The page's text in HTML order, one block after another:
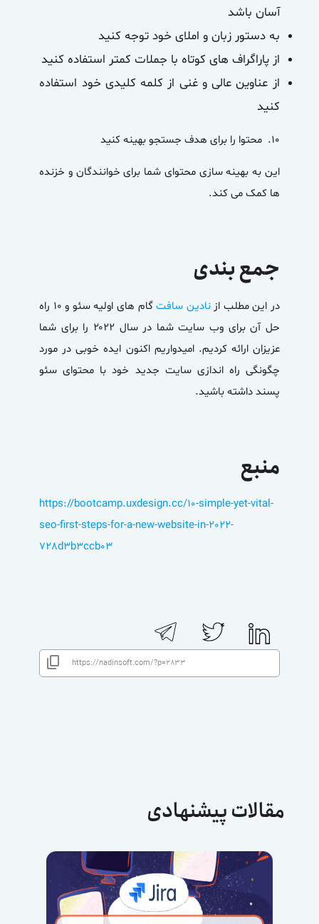
آسان باشد
به دستور زبان و املای خود توجه کنید
از پاراگراف های کوتاه با جملات کمتر استفاده کنید
از عناوین عالی و غنی از کلمه کلیدی خود استفاده
کنید
۱۰. محتوا را برای هدف جستجو بهینه کنید
این به بهینه سازی محتوای شما برای خوانندگان و خزنده
ها کمک می کند.
جمع بندی
در این مطلب ازنادین سافت
گام های اولیه سئو و ۱۰ راه
حل آن برای وب سایت شما در سال ۲۰۲۲ را برای شما
عزیزان ارائه کردیم. امیدواریم اکنون ایده خوبی در مورد
چگونگی راه اندازی سایت جدید خود با محتوای سئو
پسند داشته باشید.
منبع
https://bootcamp.uxdesign.cc/10-simple-yet-vital-
seo-first-steps-for-a-new-website-in-2022-
728d3b3ccb03
مقالات پیشنهادی